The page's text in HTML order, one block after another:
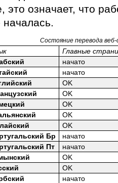
это означает, что
Состояние перевода
Главные
начато
начато
OK
OK
OK
OK
OK
Бр
начато
Пт
начато
OK
OK
начато